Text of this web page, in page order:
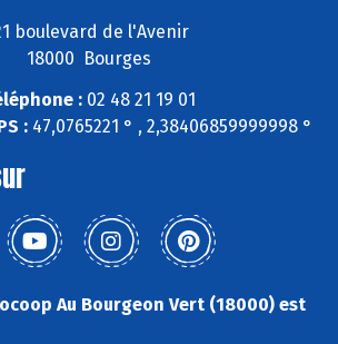
boulevard de l'Avenir
18000 Bourges
:02 48 21 19 01
: 47,0765221 ° , 2,38406859999998 °
Au Bourgeon Vert (18000) est